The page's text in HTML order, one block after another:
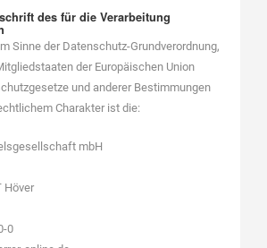
des für die Verarbeitung
Sinne der Datenschutz-Grundverordnung,
der Europäischen Union
und anderer Bestimmungen
Charakter ist die:
mbH
Höver
0